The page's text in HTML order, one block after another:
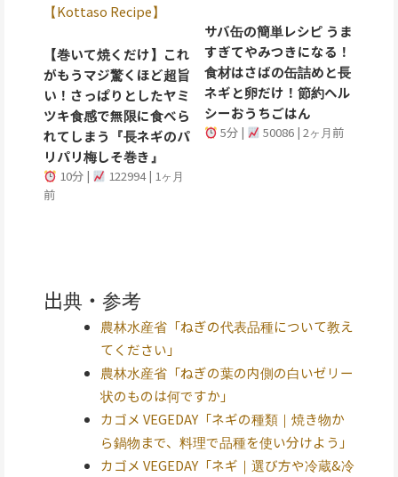
【Kottaso Recipe】
【巻いて焼くだけ】これ
がもうマジ驚くほど超旨
い！さっぱりとしたヤミ
ツキ食感で無限に食べら
れてしまう『長ネギのパ
リパリ梅しそ巻き』
10分 |
122994 | 1ヶ月
前
サバ缶の簡単レシピ うま
すぎてやみつきになる！
食材はさばの缶詰めと長
ネギと卵だけ！節約ヘル
シーおうちごはん
5分 | 50086 | 2ヶ月前
出典・参考
農林水産省「ねぎの代表品種について教え
てください」
農林水産省「ねぎの葉の内側の白いゼリー
状のものは何ですか」
カゴメ VEGEDAY「ネギの種類｜焼き物か
ら鍋物まで、料理で品種を使い分けよう」
カゴメ VEGEDAY「ネギ｜選び方や冷蔵&冷